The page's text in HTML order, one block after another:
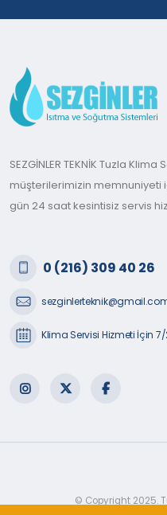
SEZGİNLER TEKNİK Tuzla
müşterilerimizin memnuniyeti
gün 24 saat kesintisiz servis
0 (216) 309 40 26
Klima Servisi Hizmeti İçin
© Copyright 2025.